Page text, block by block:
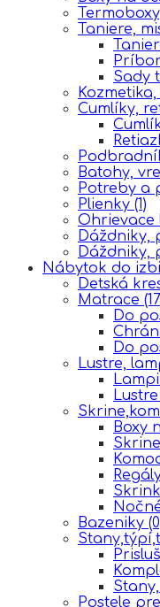
Taniere,
Sady
Cumlíky,
Batohy,
Potreby a
Plienky (1)
Ohrievace
Dáždniky,
Dáždniky,
Nábytok do
Detská
Matrace
Do
Do
Lustre,
Lustre
Boxy
Skrine
Bazeniky
Postele